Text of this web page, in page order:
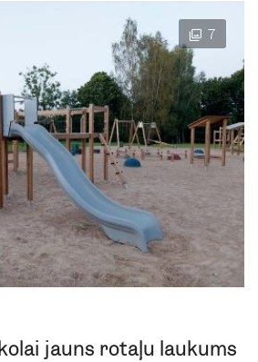
7
jauns rotaļu laukums